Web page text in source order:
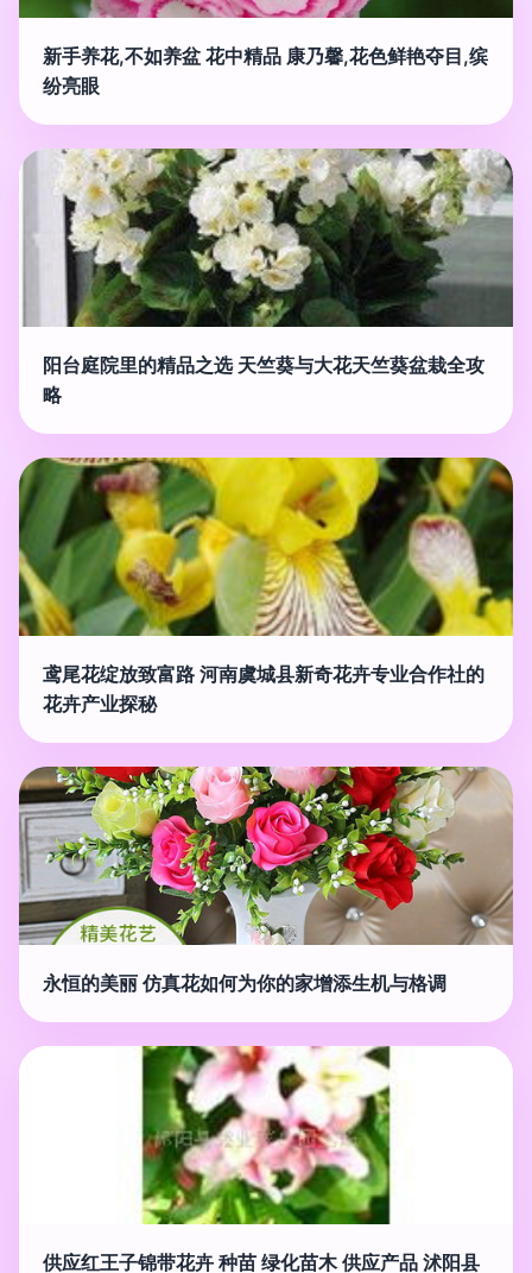
新手养花,不如养盆 花中精品 康乃馨,花色鲜艳夺目,缤
纷亮眼
阳台庭院里的精品之选 天竺葵与大花天竺葵盆栽全攻
略
鸢尾花绽放致富路 河南虞城县新奇花卉专业合作社的
花卉产业探秘
永恒的美丽 仿真花如何为你的家增添生机与格调
供应红王子锦带花卉 种苗 绿化苗木 供应产品 沭阳县